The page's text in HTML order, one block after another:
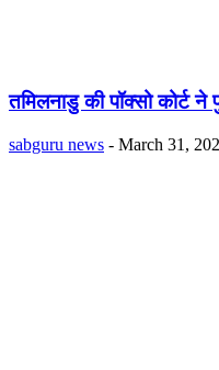
तमिलनाडु की पॉक्सो कोर्ट
sabguru news - March 31,